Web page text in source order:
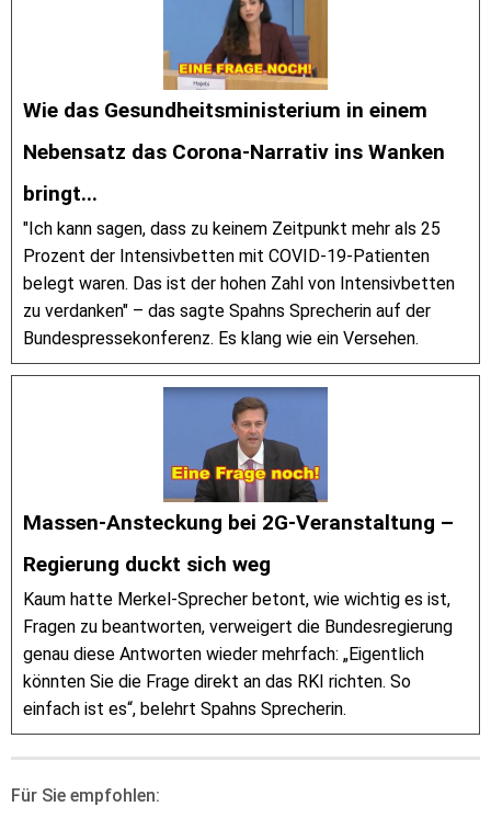
Wie das Gesundheitsministerium in einem
Nebensatz das Corona-Narrativ ins Wanken
bringt...
"Ich kann sagen, dass zu keinem Zeitpunkt mehr als 25
Prozent der Intensivbetten mit COVID-19-Patienten
belegt waren. Das ist der hohen Zahl von Intensivbetten
zu verdanken" – das sagte Spahns Sprecherin auf der
Bundespressekonferenz. Es klang wie ein Versehen.
Massen-Ansteckung bei 2G-Veranstaltung –
Regierung duckt sich weg
Kaum hatte Merkel-Sprecher betont, wie wichtig es ist,
Fragen zu beantworten, verweigert die Bundesregierung
genau diese Antworten wieder mehrfach: „Eigentlich
könnten Sie die Frage direkt an das RKI richten. So
einfach ist es“, belehrt Spahns Sprecherin.
Für Sie empfohlen: